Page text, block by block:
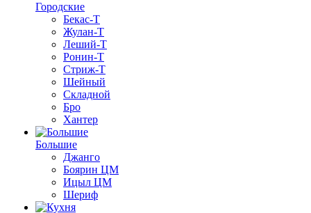
Городские
Бекас-Т
Жулан-Т
Леший-Т
Ронин-Т
Стриж-Т
Шейный
Складной
Бро
Хантер
Большие
Джанго
Боярин ЦМ
Ицыл ЦМ
Шериф